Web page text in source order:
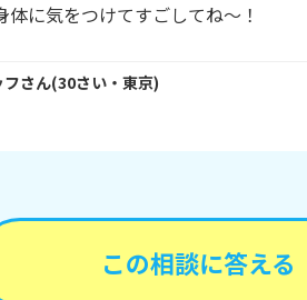
体に気をつけてすごしてね～！
さん(30さい・ 東京)
この相談に答える